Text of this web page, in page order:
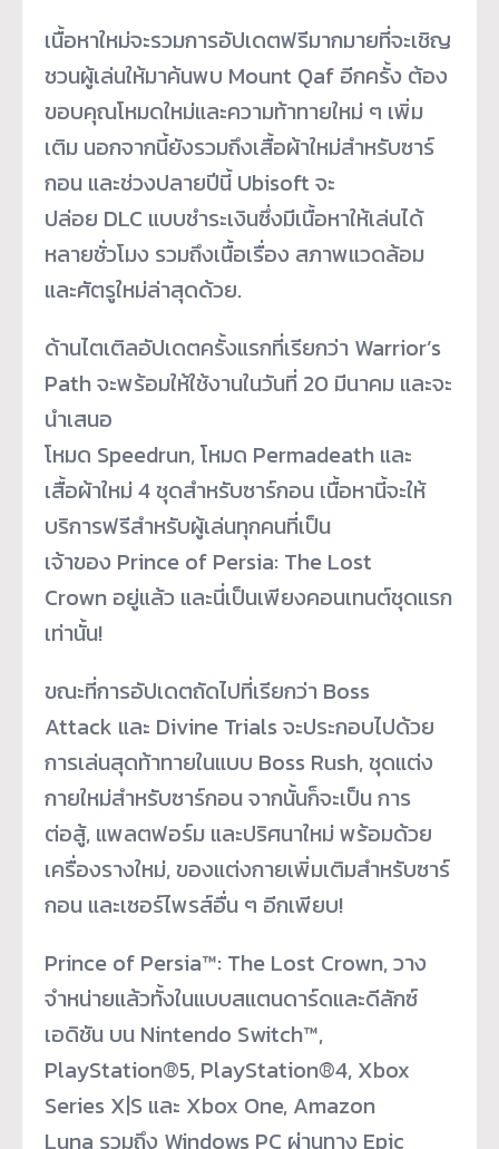
เนื้อหาใหม่จะรวมการอัปเดตฟรีมากมายที่จะเชิญ
ชวนผู้เล่นให้มาค้นพบ Mount Qaf อีกครั้ง ต้อง
ขอบคุณโหมดใหม่และความท้าทายใหม่ ๆ เพิ่ม
เติม นอกจากนี้ยังรวมถึงเสื้อผ้าใหม่สำหรับซาร์
กอน และช่วงปลายปีนี้ Ubisoft จะ
ปล่อย DLC แบบชำระเงินซึ่งมีเนื้อหาให้เล่นได้
หลายชั่วโมง รวมถึงเนื้อเรื่อง สภาพแวดล้อม
และศัตรูใหม่ล่าสุดด้วย.
ด้านไตเติลอัปเดตครั้งแรกที่เรียกว่า Warrior’s
Path จะพร้อมให้ใช้งานในวันที่ 20 มีนาคม และจะ
นำเสนอ
โหมด Speedrun, โหมด Permadeath และ
เสื้อผ้าใหม่ 4 ชุดสำหรับซาร์กอน เนื้อหานี้จะให้
บริการฟรีสำหรับผู้เล่นทุกคนที่เป็น
เจ้าของ Prince of Persia: The Lost
Crown อยู่แล้ว และนี่เป็นเพียงคอนเทนต์ชุดแรก
เท่านั้น!
ขณะที่การอัปเดตถัดไปที่เรียกว่า Boss
Attack และ Divine Trials จะประกอบไปด้วย
การเล่นสุดท้าทายในแบบ Boss Rush, ชุดแต่ง
กายใหม่สำหรับซาร์กอน จากนั้นก็จะเป็น การ
ต่อสู้, แพลตฟอร์ม และปริศนาใหม่ พร้อมด้วย
เครื่องรางใหม่, ของแต่งกายเพิ่มเติมสำหรับซาร์
กอน และเซอร์ไพรส์อื่น ๆ อีกเพียบ!
Prince of Persia™: The Lost Crown, วาง
จำหน่ายแล้วทั้งในแบบสแตนดาร์ดและดีลักซ์
เอดิชัน บน Nintendo Switch™,
PlayStation®5, PlayStation®4, Xbox
Series X|S และ Xbox One, Amazon
Luna รวมถึง Windows PC ผ่านทาง Epic